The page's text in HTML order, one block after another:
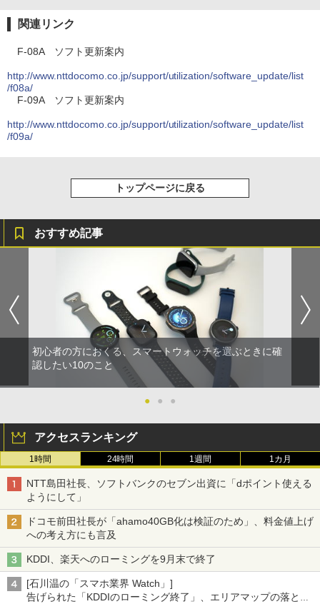
関連リンク
F-08A ソフト更新案内
http://www.nttdocomo.co.jp/support/utilization/software_update/list
/f08a/
F-09A ソフト更新案内
http://www.nttdocomo.co.jp/support/utilization/software_update/list
/f09a/
トップページに戻る
おすすめ記事
初心者の方におくる、スマートウォッチを選ぶときに確
認したい10のこと
● ● ●
アクセスランキング
1時間 24時間 1週間 1カ月
NTT島田社長、ソフトバンクのセブン出資に「dポイント使える
ようにして」
ドコモ前田社長が「ahamo40GB化は検証のため」、料金値上げ
への考え方にも言及
KDDI、楽天へのローミングを9月末で終了
[石川温の「スマホ業界 Watch」]
告げられた「KDDIのローミング終了」、エリアマップの落とし